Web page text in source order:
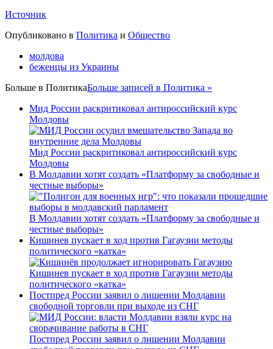
Источник
Опубликовано в Политика и Общество
молдова
беженцы из Украины
Больше в ПолитикаБольше записей в Политика »
Мид России раскритиковал антироссийский курс
Молдовы
Мид России раскритиковал антироссийский курс
Молдовы
В Молдавии хотят создать «Платформу за свободные и
честные выборы»
В Молдавии хотят создать «Платформу за свободные и
честные выборы»
Кишинев пускает в ход против Гагаузии методы
политического «катка»
Кишинев пускает в ход против Гагаузии методы
политического «катка»
Постпред России заявил о лишении Молдавии
свободной торговли при выходе из СНГ
Постпред России заявил о лишении Молдавии